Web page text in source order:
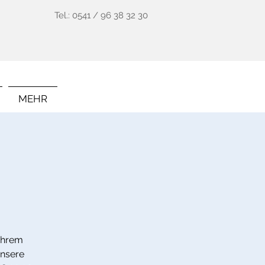
Tel.: 0541 / 96 38 32 30
MEHR